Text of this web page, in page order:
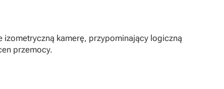
izometryczną kamerę, przypominający logiczną
przemocy.